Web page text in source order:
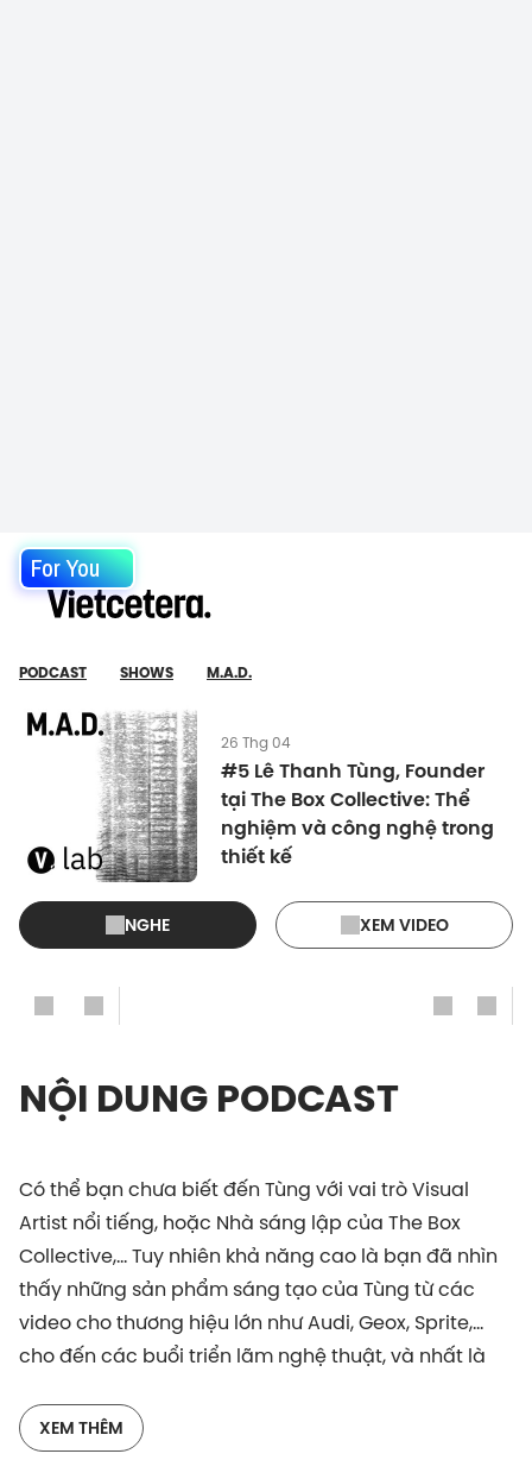
For You
PODCAST SHOWS M.A.D.
26 Thg 04
#5 Lê Thanh Tùng, Founder
tại The Box Collective: Thể
nghiệm và công nghệ trong
thiết kế
NGHE XEM VIDEO
NỘI DUNG PODCAST
Có thể bạn chưa biết đến Tùng với vai trò Visual
Artist nổi tiếng, hoặc Nhà sáng lập của The Box
Collective,... Tuy nhiên khả năng cao là bạn đã nhìn
thấy những sản phẩm sáng tạo của Tùng từ các
video cho thương hiệu lớn như Audi, Geox, Sprite,...
cho đến các buổi triển lãm nghệ thuật, và nhất là
Trải qua năm 2020 đầy biến động, nhu cầu về sản
XEM THÊM